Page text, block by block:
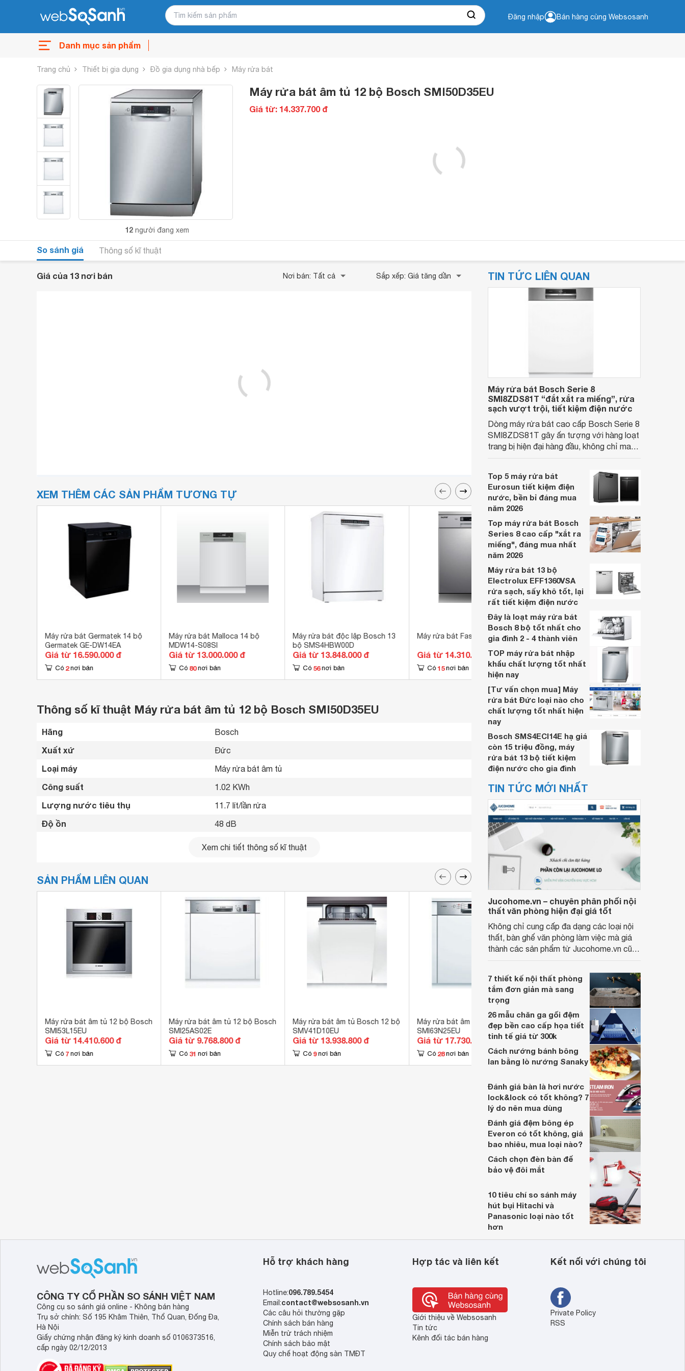
Đăng nhập Bán hàng cùng Websosanh
Danh mục sản phẩm
Trang chủ Thiết bị gia dụng Đồ gia dụng nhà bếp Máy rửa bát
12 người đang xem
Máy rửa bát âm tủ 12 bộ Bosch SMI50D35EU
Giá từ: 14.337.700 đ
So sánh giá Thông số kĩ thuật
Giá của 13 nơi bán Nơi bán: Tất cả Sắp xếp: Giá tăng dần
XEM THÊM CÁC SẢN PHẨM TƯƠNG TỰ
Máy rửa bát Germatek 14 bộ
Germatek GE-DW14EA
Giá từ 16.590.000 đ
Có 2 nơi bán
Máy rửa bát Malloca 14 bộ
MDW14-S08SI
Giá từ 13.000.000 đ
Có 80 nơi bán
Máy rửa bát độc lập Bosch 13
bộ SMS4HBW00D
Giá từ 13.848.000 đ
Có 56 nơi bán
Máy rửa bát Faster FS 6314S
Giá từ 14.310.000 đ
Có 15 nơi bán
Máy rửa bát âm tủ 14 bộ Bosch
Giá từ 14.000.000 đ
Có 55 nơi bán
Thông số kĩ thuật Máy rửa bát âm tủ 12 bộ Bosch SMI50D35EU
Hãng Bosch
Xuất xứ Đức
Loại máy Máy rửa bát âm tủ
Công suất 1.02 KWh
Lượng nước tiêu thụ 11.7 lít/lần rửa
Độ ồn 48 dB
12 bộ
Chất liệu cửa
Số chương trình hoạt động 5 chương trình
Công nghệ rửa
Hẹn giờ rửa 1-24h
Trọng lượng 31 kg
Xem chi tiết thông số kĩ thuật
SẢN PHẨM LIÊN QUAN
Máy rửa bát âm tủ 12 bộ Bosch
SMI53L15EU
Giá từ 14.410.600 đ
Có 7 nơi bán
Máy rửa bát âm tủ 12 bộ Bosch
SMI25AS02E
Giá từ 9.768.800 đ
Có 31 nơi bán
Máy rửa bát âm tủ Bosch 12 bộ
SMV41D10EU
Giá từ 13.938.800 đ
Có 9 nơi bán
Máy rửa bát âm tủ 12 bộ Bosch
SMI63N25EU
Giá từ 17.730.800 đ
Có 28 nơi bán
Máy rửa bát âm tủ 12 bộ Bosch
SMV24AX00E
Giá từ 11.648.640 đ
Có 10 nơi bán
TIN TỨC LIÊN QUAN
Máy rửa bát Bosch Serie 8
SMI8ZDS81T “đắt xắt ra miếng”, rửa
sạch vượt trội, tiết kiệm điện nước
Dòng máy rửa bát cao cấp Bosch Serie 8
SMI8ZDS81T gây ấn tượng với hàng loạt
trang bị hiện đại hàng đầu, không chỉ mang
chén bát. Bên cạnh đó, sản phẩm còn tối
ưu hiệu quả sử dụng, góp phần tiết kiệm
điện và nước.
Top 5 máy rửa bát
Eurosun tiết kiệm điện
nước, bền bỉ đáng mua
năm 2026
Top máy rửa bát Bosch
Series 8 cao cấp "xắt ra
miếng", đáng mua nhất
năm 2026
Máy rửa bát 13 bộ
Electrolux EFF1360VSA
rửa sạch, sấy khô tốt, lại
rất tiết kiệm điện nước
Đây là loạt máy rửa bát
Bosch 8 bộ tốt nhất cho
gia đình 2 - 4 thành viên
TOP máy rửa bát nhập
khẩu chất lượng tốt nhất
hiện nay
[Tư vấn chọn mua] Máy
rửa bát Đức loại nào cho
chất lượng tốt nhất hiện
nay
Bosch SMS4ECI14E hạ giá
còn 15 triệu đồng, máy
rửa bát 13 bộ tiết kiệm
điện nước cho gia đình
TIN TỨC MỚI NHẤT
Jucohome.vn – chuyên phân phối nội
thất văn phòng hiện đại giá tốt
Không chỉ cung cấp đa dạng các loại nội
thất, bàn ghế văn phòng làm việc mà giá
thành các sản phẩm từ Jucohome.vn cũng
7 thiết kế nội thất phòng
tắm đơn giản mà sang
trọng
26 mẫu chăn ga gối đệm
đẹp bền cao cấp họa tiết
tinh tế giá từ 300k
Cách nướng bánh bông
lan bằng lò nướng Sanaky
Đánh giá bàn là hơi nước
lock&lock có tốt không? 7
lý do nên mua dùng
Đánh giá đệm bông ép
Everon có tốt không, giá
bao nhiêu, mua loại nào?
Cách chọn đèn bàn để
bảo vệ đôi mắt
10 tiêu chí so sánh máy
hút bụi Hitachi và
Panasonic loại nào tốt
hơn
CÔNG TY CỔ PHẦN SO SÁNH VIỆT NAM
Công cụ so sánh giá online - Không bán hàng
Trụ sở chính: Số 195 Khâm Thiên, Thổ Quan, Đống Đa,
Hà Nội
Giấy chứng nhận đăng ký kinh doanh số 0106373516,
cấp ngày 02/12/2013
Hỗ trợ khách hàng
Hotline:096.789.5454
Email:contact@websosanh.vn
Các câu hỏi thường gặp
Chính sách bán hàng
Miễn trừ trách nhiệm
Chính sách bảo mật
Quy chế hoạt động sàn TMĐT
Hợp tác và liên kết
Giới thiệu về Websosanh
Tin tức
Kênh đối tác bán hàng
Kết nối với chúng tôi
Private Policy
RSS